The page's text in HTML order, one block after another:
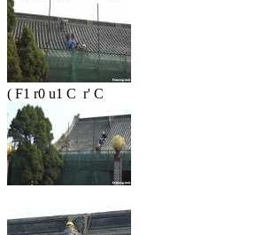
( F1 r0 u1 C r' C